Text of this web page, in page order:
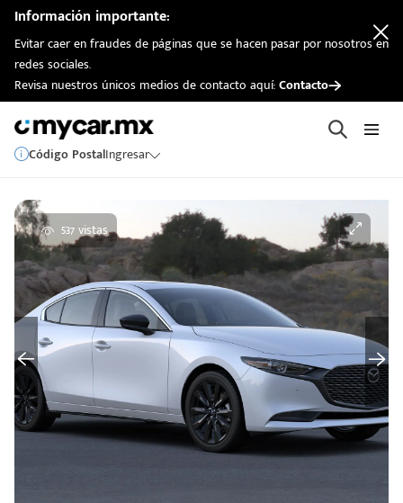
Información importante:
Evitar caer en fraudes de páginas que se hacen pasar por nosotros en
redes sociales.
Revisa nuestros únicos medios de contacto aquí:Contacto
Código PostalIngresar
537 vistas